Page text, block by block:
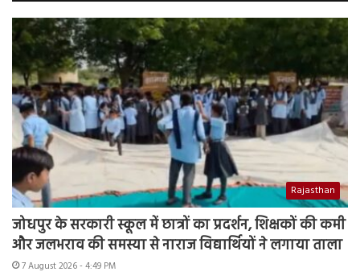
Rajasthan
जोधपुर के सरकारी स्कूल में छात्रों का प्रदर्शन, शिक्षकों की कमी
और जलभराव की समस्या से नाराज विद्यार्थियों ने लगाया ताला
7 August 2026 - 4:49 PM